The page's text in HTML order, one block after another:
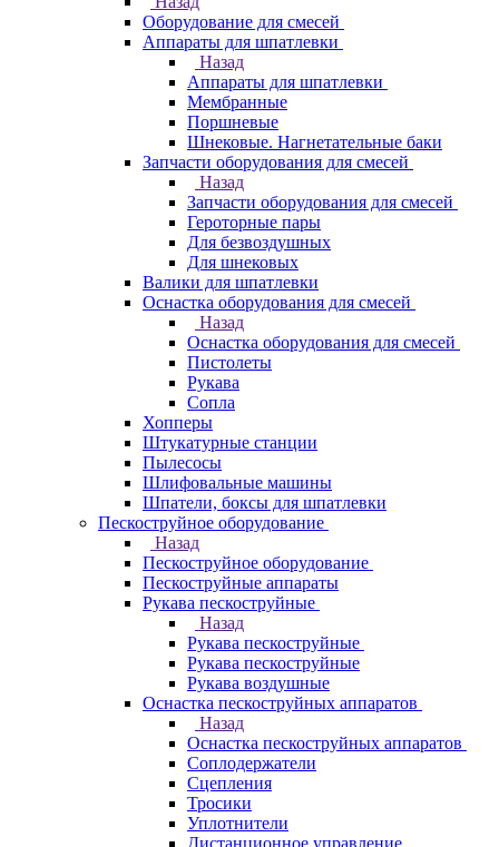
Оборудование для смесей
Аппараты для шпатлевки
Назад
Аппараты для шпатлевки
Мембранные
Поршневые
Шнековые. Нагнетательные баки
Запчасти оборудования для смесей
Назад
Запчасти оборудования для смесей
Героторные пары
Для безвоздушных
Для шнековых
Валики для шпатлевки
Оснастка оборудования для смесей
Назад
Оснастка оборудования для смесей
Пистолеты
Рукава
Сопла
Хопперы
Штукатурные станции
Пылесосы
Шлифовальные машины
Шпатели, боксы для шпатлевки
Пескоструйное оборудование
Назад
Пескоструйное оборудование
Пескоструйные аппараты
Рукава пескоструйные
Назад
Рукава пескоструйные
Рукава пескоструйные
Рукава воздушные
Оснастка пескоструйных аппаратов
Назад
Оснастка пескоструйных аппаратов
Соплодержатели
Сцепления
Тросики
Уплотнители
Дистанционное управление